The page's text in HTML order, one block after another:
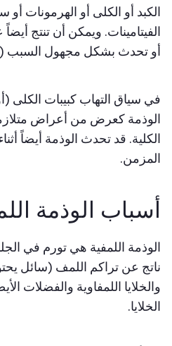
الكبد أو الكلى أو الهرمونات أو
الفيتامينات. ويمكن أن تنتج
أو تحدث بشكل مجهول
في سياق التهاب كبيبات الكلى
الوذمة كعرض من أعراض متلازمة
الكلية. قد تحدث الوذمة أيضاً
المزمن.
أسباب الوذمة
الوذمة اللمفية هي تورم في
ناتج عن تراكم اللمف (سائل
والخلايا اللمفاوية والفضلات
الخلايا.